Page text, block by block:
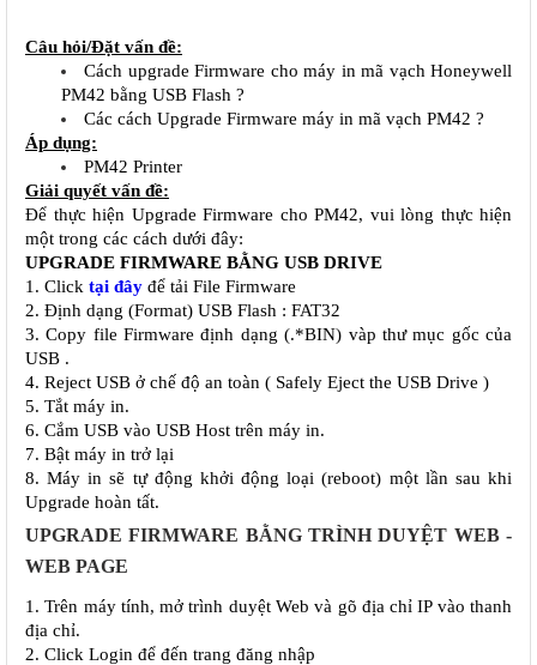
Câu hỏi/Đặt vấn đề:
Cách upgrade Firmware cho máy in mã vạch Honeywell
PM42 bằng USB Flash ?
Các cách Upgrade Firmware máy in mã vạch PM42 ?
Áp dụng:
PM42 Printer
Giải quyết vấn đề:
Để thực hiện Upgrade Firmware cho PM42, vui lòng thực hiện
một trong các cách dưới đây:
UPGRADE FIRMWARE BẰNG USB DRIVE
1. Click tại đây để tải File Firmware
2. Định dạng (Format) USB Flash : FAT32
3. Copy file Firmware định dạng (.*BIN) vàp thư mục gốc của
USB .
4. Reject USB ở chế độ an toàn ( Safely Eject the USB Drive )
5. Tắt máy in.
6. Cắm USB vào USB Host trên máy in.
7. Bật máy in trở lại
8. Máy in sẽ tự động khởi động loại (reboot) một lần sau khi
Upgrade hoàn tất.
UPGRADE FIRMWARE BẰNG TRÌNH DUYỆT WEB -
WEB PAGE
1. Trên máy tính, mở trình duyệt Web và gõ địa chỉ IP vào thanh
địa chỉ.
2. Click Login để đến trang đăng nhập